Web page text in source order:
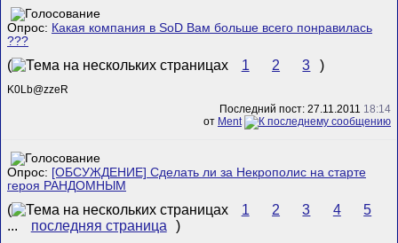
Опрос: Какая компания в SoD Вам больше всего понравилась
???
( 1 2 3 )
K0Lb@zzeR
Последний пост: 27.11.2011 18:14
от Ment
Опрос: [ОБСУЖДЕНИЕ] Сделать ли за Некрополис на старте
героя РАНДОМНЫМ
( 1 2 3 4
5
...
последняя страница )